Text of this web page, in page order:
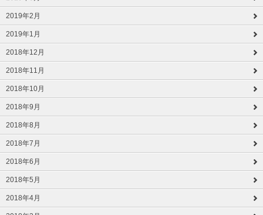
2019年2月
2019年1月
2018年12月
2018年11月
2018年10月
2018年9月
2018年8月
2018年7月
2018年6月
2018年5月
2018年4月